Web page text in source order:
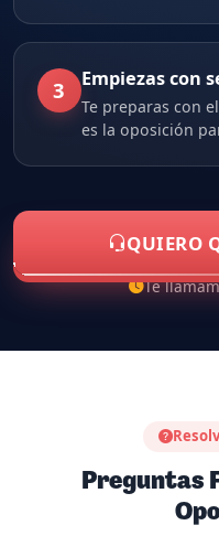
3 Empiezas con
Te preparas con
es la oposición
QUIERO
Te
Preguntas